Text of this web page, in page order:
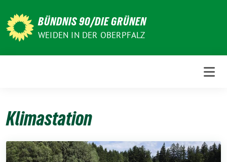
zum
Inhalt
BÜNDNIS 90/DIE GRÜNEN
WEIDEN IN DER OBERPFALZ
Klimastation